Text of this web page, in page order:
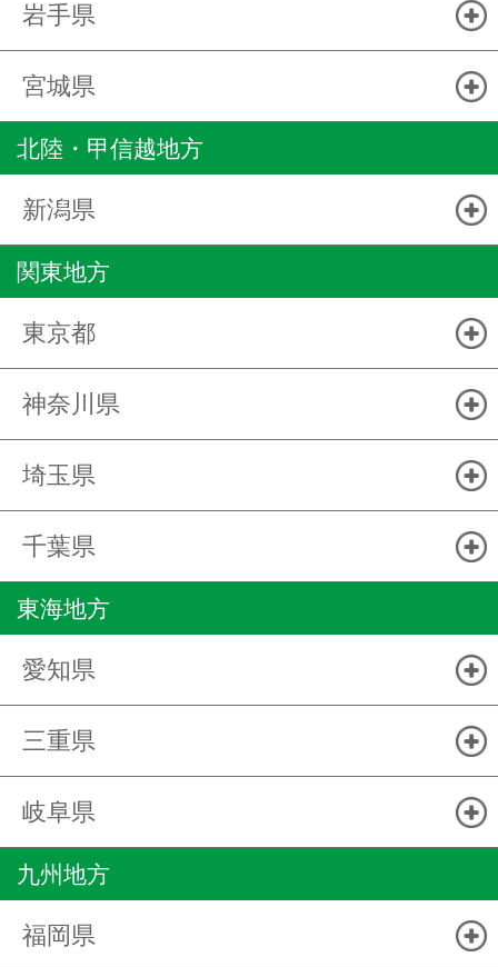
岩手県
宮城県
北陸・甲信越地方
新潟県
関東地方
東京都
神奈川県
埼玉県
千葉県
東海地方
愛知県
三重県
岐阜県
九州地方
福岡県